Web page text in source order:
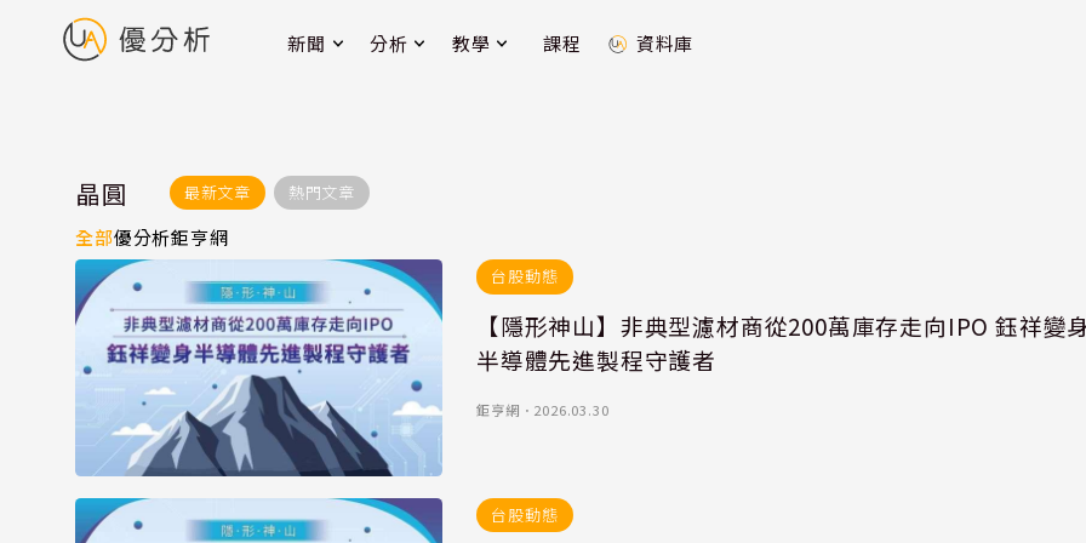
新聞 分析 教學 課程 資料庫
晶圓 最新文章 熱門文章
全部優分析鉅亨網
台股動態
【隱形神山】非典型濾材商從200萬庫存走向IPO 鈺祥變身
半導體先進製程守護者
鉅亨網 ． 2026.03.30
台股動態